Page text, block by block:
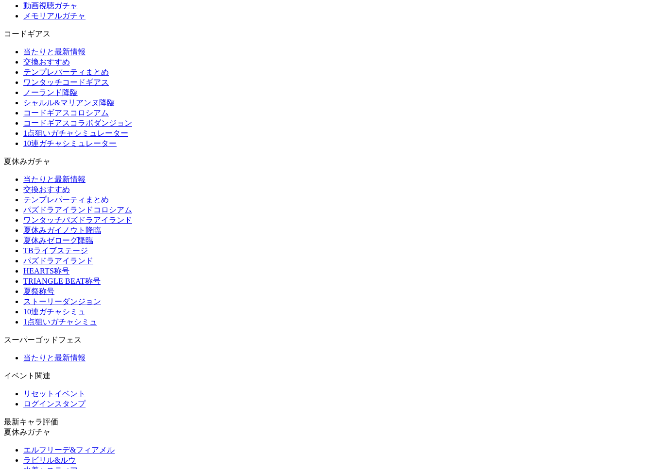
動画視聴ガチャ
メモリアルガチャ
コードギアス
当たりと最新情報
交換おすすめ
テンプレパーティまとめ
ワンタッチコードギアス
ノーランド降臨
シャルル&マリアンヌ降臨
コードギアスコロシアム
コードギアスコラボダンジョン
1点狙いガチャシミュレーター
10連ガチャシミュレーター
夏休みガチャ
当たりと最新情報
交換おすすめ
テンプレパーティまとめ
パズドラアイランドコロシアム
ワンタッチパズドラアイランド
夏休みガイノウト降臨
夏休みゼローグ降臨
TBライブステージ
パズドラアイランド
HEARTS称号
TRIANGLE BEAT称号
夏祭称号
ストーリーダンジョン
10連ガチャシミュ
1点狙いガチャシミュ
スーパーゴッドフェス
当たりと最新情報
イベント関連
リセットイベント
ログインスタンプ
最新キャラ評価
夏休みガチャ
エルフリーデ&フィアメル
ラビリル&ルウ